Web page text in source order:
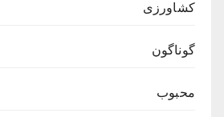
کشاورزی
گوناگون
محبوب